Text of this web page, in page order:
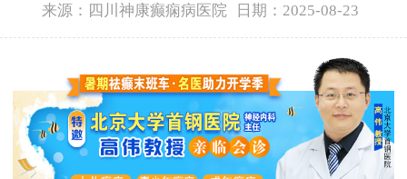
来源：四川神康癫痫病医院 日期：2025-08-23